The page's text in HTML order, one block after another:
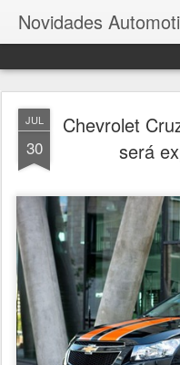
Novidades
JUL
30
Chevrolet
será